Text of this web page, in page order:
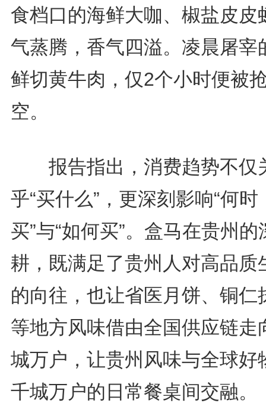
食档口的海鲜大咖、椒盐皮皮
气蒸腾，香气四溢。凌晨屠宰
鲜切黄牛肉，仅2个小时便被
空。
报告指出，消费趋势不仅
乎“买什么”，更深刻影响“何时
买”与“如何买”。盒马在贵州的
耕，既满足了贵州人对高品质
的向往，也让省医月饼、铜仁
等地方风味借由全国供应链走
城万户，让贵州风味与全球好
千城万户的日常餐桌间交融。